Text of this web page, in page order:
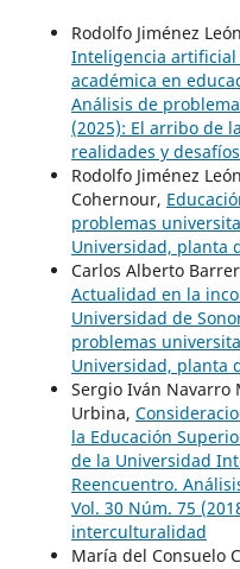
Rodolfo Jiménez
Inteligencia
académica en
Análisis de
(2025): El arribo de
realidades y
Rodolfo Jiménez
Cohernour,
problemas
Universidad, planta
Carlos Alberto
Actualidad en la
Universidad de
problemas
Universidad, planta
Sergio Iván Navarro
Urbina,
la Educación
de la Universidad
Reencuentro.
Vol. 30 Núm. 75
interculturalidad
María del Consuelo